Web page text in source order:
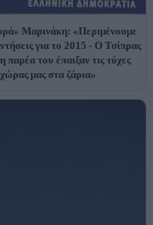
Μαρινάκη: «Περιμένουμε
για το 2015 - Ο Τσίπρας
παρέα του έπαιξαν τις τύχες
μας στα ζάρια»